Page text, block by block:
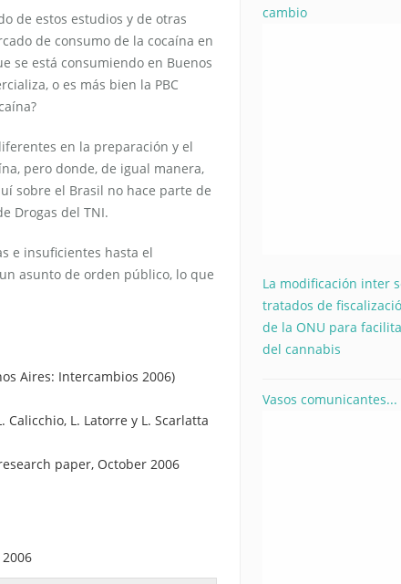
de estos estudios y de otras
de consumo de la cocaína en
se está consumiendo en Buenos
o es más bien la PBC
en la preparación y el
pero donde, de igual manera,
sobre el Brasil no hace parte de
Drogas del TNI.
e insuficientes hasta el
asunto de orden público, lo que
Aires: Intercambios 2006)
Calicchio, L. Latorre y L. Scarlatta
paper, October 2006
cambio
La modificación inter
tratados de
de la ONU para
del cannabis
Vasos comunicantes...